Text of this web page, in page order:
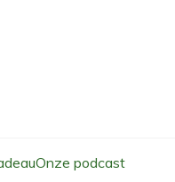
Onze podcast